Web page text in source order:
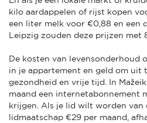
kilo aardappelen of rijst kopen
een liter melk voor €0,88 en een
Leipzig zouden deze prijzen met
De kosten van levensonderhoud
in je appartement en geld om uit
gezondheid en vrije tijd. In
maand een internetabonnement
krijgen. Als je lid wilt worden van
lidmaatschap €29 per maand,